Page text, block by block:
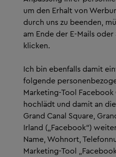
um den Erhalt von
durch uns zu beenden,
am Ende der E-Mails
klicken.
Ich bin ebenfalls damit
folgende
Marketing-Tool
hochlädt und damit an
Grand Canal Square,
Irland („Facebook“)
Name, Wohnort,
Marketing-Tool